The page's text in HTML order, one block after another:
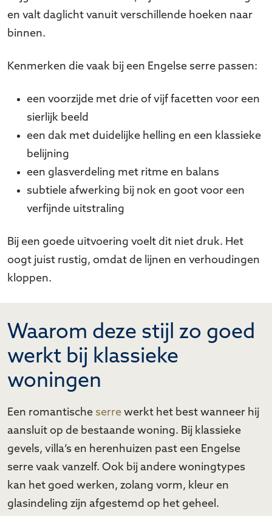
en valt daglicht vanuit verschillende hoeken naar
binnen.
Kenmerken die vaak bij een Engelse serre passen:
een voorzijde met drie of vijf facetten voor een
sierlijk beeld
een dak met duidelijke helling en een klassieke
belijning
een glasverdeling met ritme en balans
subtiele afwerking bij nok en goot voor een
verfijnde uitstraling
Bij een goede uitvoering voelt dit niet druk. Het
oogt juist rustig, omdat de lijnen en verhoudingen
kloppen.
Waarom deze stijl zo goed
werkt bij klassieke
woningen
Een romantische serre werkt het best wanneer hij
aansluit op de bestaande woning. Bij klassieke
gevels, villa’s en herenhuizen past een Engelse
serre vaak vanzelf. Ook bij andere woningtypes
kan het goed werken, zolang vorm, kleur en
glasindeling zijn afgestemd op het geheel.